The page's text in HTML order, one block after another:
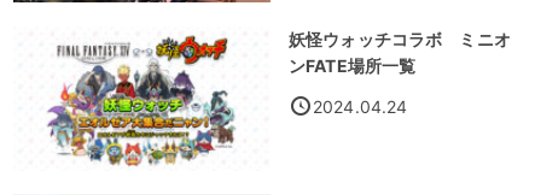
妖怪ウォッチコラボ ミニオ
ンFATE場所一覧
2024.04.24